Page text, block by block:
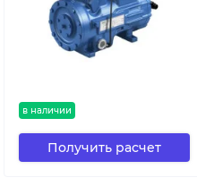
в наличии
Получить расчет